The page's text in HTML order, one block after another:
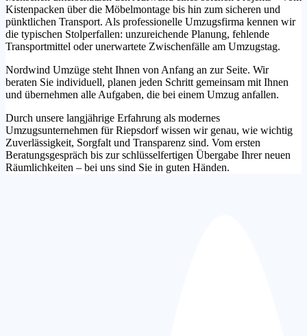
Kistenpacken über die Möbelmontage bis hin zum sicheren und
pünktlichen Transport. Als professionelle Umzugsfirma kennen wir
die typischen Stolperfallen: unzureichende Planung, fehlende
Transportmittel oder unerwartete Zwischenfälle am Umzugstag.
Nordwind Umzüge steht Ihnen von Anfang an zur Seite. Wir
beraten Sie individuell, planen jeden Schritt gemeinsam mit Ihnen
und übernehmen alle Aufgaben, die bei einem Umzug anfallen.
Durch unsere langjährige Erfahrung als modernes
Umzugsunternehmen für Riepsdorf wissen wir genau, wie wichtig
Zuverlässigkeit, Sorgfalt und Transparenz sind. Vom ersten
Beratungsgespräch bis zur schlüsselfertigen Übergabe Ihrer neuen
Räumlichkeiten – bei uns sind Sie in guten Händen.